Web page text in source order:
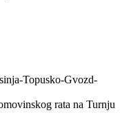
Topusko-Gvozd-
rata na Turnju